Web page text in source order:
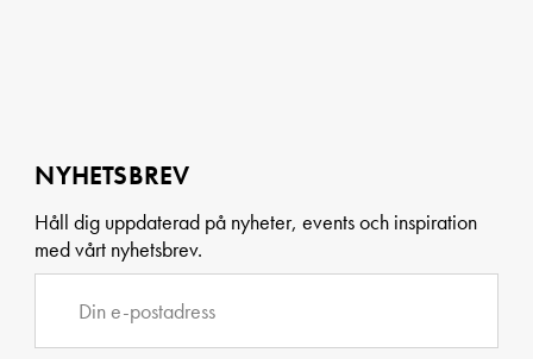
NYHETSBREV
Håll dig uppdaterad på nyheter, events och inspiration
med vårt nyhetsbrev.